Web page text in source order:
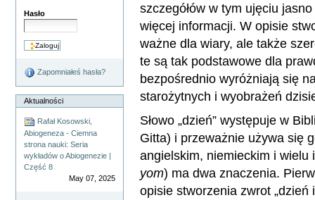
Hasło
Zapomniałeś hasła?
Aktualności
Rafał Kosowski,
Abiogeneza - Ciemna
strona nauki: Seria
wykładów o Abiogenezie |
Część 8
May 07, 2025
szczegółów w tym ujęciu
więcej informacji. W opisie
ważne dla wiary, ale także
te są tak podstawowe dla
bezpośrednio wyróżniają się
starożytnych i wyobrażeń
Słowo „dzień” występuje w
Gitta) i przeważnie używa się
angielskim, niemieckim i wielu
yom) ma dwa znaczenia.
opisie stworzenia zwrot